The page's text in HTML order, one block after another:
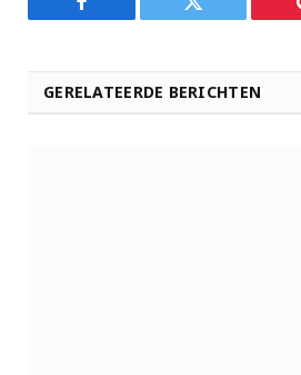
Facebook Twitter
GERELATEERDE BERICHTEN